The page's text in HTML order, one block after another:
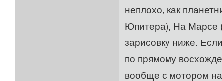
неплохо, как
Юпитера), На Марсе
зарисовку ниже.
по прямому
вообще с мотором